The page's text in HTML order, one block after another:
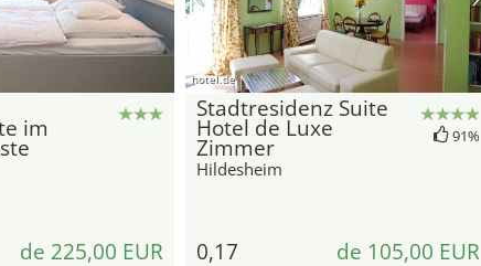
im
de 225,00 EUR
hotel.de
Stadtresidenz Suite
Hotel de Luxe
Zimmer
Hildesheim
91%
0,17 de 105,00 EUR